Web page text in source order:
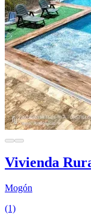
Vivienda
Mogón
(1)